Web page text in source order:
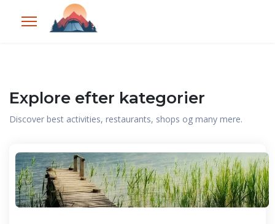
Explore efter kategorier
Discover best activities, restaurants, shops og many mere.